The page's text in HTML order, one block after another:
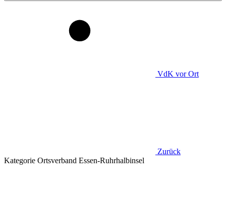
VdK vor Ort
Zurück
Kategorie Ortsverband Essen-Ruhrhalbinsel